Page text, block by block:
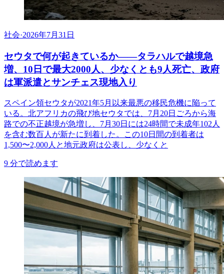
社会·2026年7月31日
セウタで何が起きているか——タラハルで越境急
増、10日で最大2000人、少なくとも9人死亡、政府
は軍派遣とサンチェス現地入り
スペイン領セウタが2021年5月以来最悪の移民危機に陥って
いる。北アフリカの飛び地セウタでは、7月20日ごろから海
路での不正越境が急増し、7月30日には24時間で未成年102人
を含む数百人が新たに到着した。この10日間の到着者は
1,500〜2,000人と地元政府は公表し、少なくと
9 分で読めます